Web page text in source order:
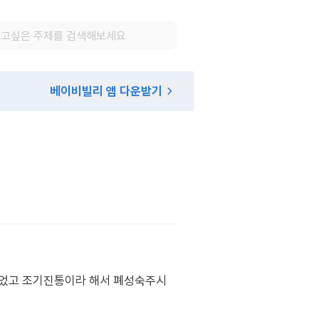
베이비빌리 앱 다운받기
조기진통이라 해서 폐성숙주시